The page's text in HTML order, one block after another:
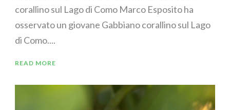
corallino sul Lago di Como Marco Esposito ha
osservato un giovane Gabbiano corallino sul Lago
di Como....
READ MORE